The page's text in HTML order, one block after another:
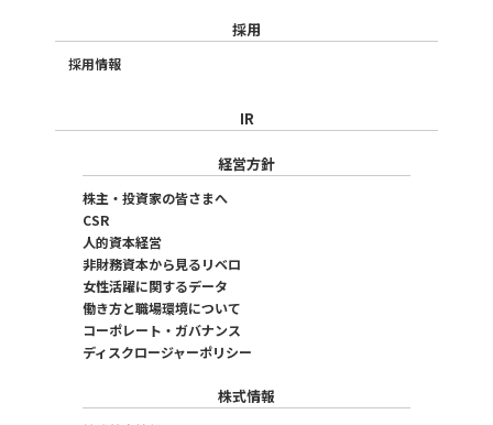
採用
採用情報
IR
経営方針
株主・投資家の皆さまへ
CSR
人的資本経営
非財務資本から見るリベロ
女性活躍に関するデータ
働き方と職場環境について
コーポレート・ガバナンス
ディスクロージャーポリシー
株式情報